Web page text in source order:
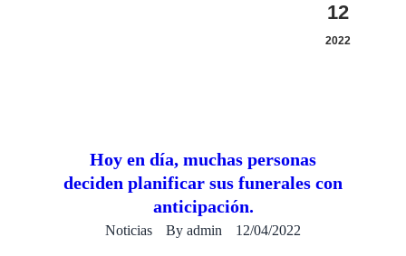
Hoy en día, muchas personas
deciden planificar sus funerales con
anticipación.​
Noticias By admin 12/04/2022
12
2022